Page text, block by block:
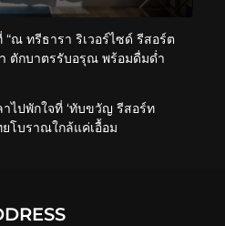
“ณ ทรีธารา ริเวอร์ไซด์ รีสอร์ต
ตักบาตรรับอรุณ พร้อมดื่มด่ำ
าไปพักใจที่ ‘ทับขวัญ รีสอร์ท
โบราณใกล้แค่เอื้อม